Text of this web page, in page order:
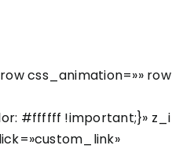
css_animation=»»
#ffffff !important;}»